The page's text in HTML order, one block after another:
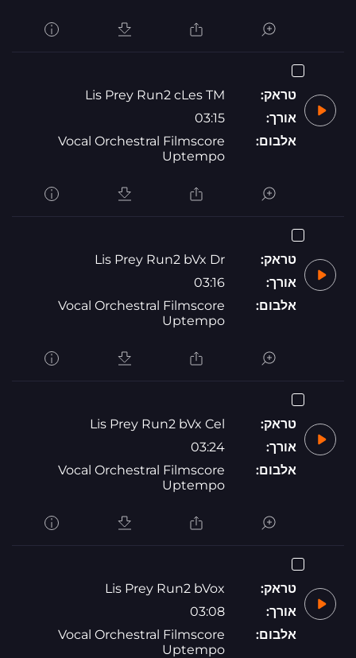
טראק:
Lis Prey Run2 cLes TM
אורך:
03:15
אלבום:
Vocal Orchestral Filmscore
Uptempo
טראק:
Lis Prey Run2 bVx Dr
אורך:
03:16
אלבום:
Vocal Orchestral Filmscore
Uptempo
טראק:
Lis Prey Run2 bVx Cel
אורך:
03:24
אלבום:
Vocal Orchestral Filmscore
Uptempo
טראק:
Lis Prey Run2 bVox
אורך:
03:08
אלבום:
Vocal Orchestral Filmscore
Uptempo